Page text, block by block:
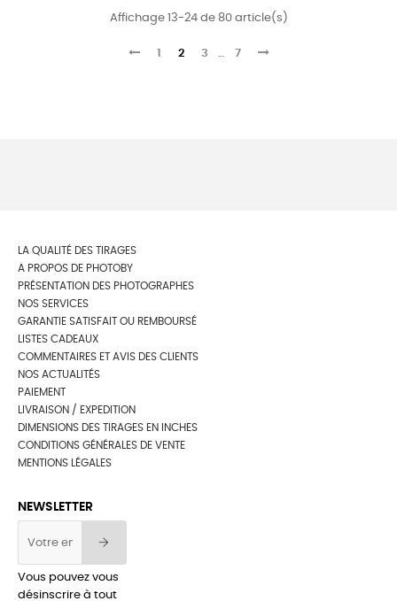
Affichage 13-24 de 80 article(s)
1 2 3 … 7
LA QUALITÉ DES TIRAGES
A PROPOS DE PHOTOBY
PRÉSENTATION DES PHOTOGRAPHES
NOS SERVICES
GARANTIE SATISFAIT OU REMBOURSÉ
LISTES CADEAUX
COMMENTAIRES ET AVIS DES CLIENTS
NOS ACTUALITÉS
PAIEMENT
LIVRAISON / EXPEDITION
DIMENSIONS DES TIRAGES EN INCHES
CONDITIONS GÉNÉRALES DE VENTE
MENTIONS LÉGALES
NEWSLETTER
Vous pouvez vous
désinscrire à tout